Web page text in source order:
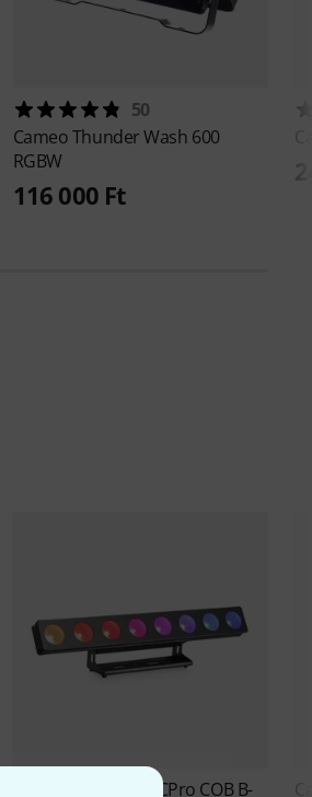
50
CameoThunder Wash 600
RGBW
116 000 Ft
PixBar 650 CPro COB B-